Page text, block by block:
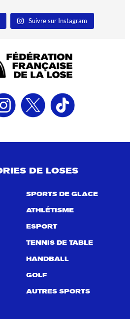
Suivre sur Instagram
DE LOSES
SPORTS DE GLACE
ATHLÉTISME
ESPORT
TENNIS DE TABLE
HANDBALL
GOLF
AUTRES SPORTS